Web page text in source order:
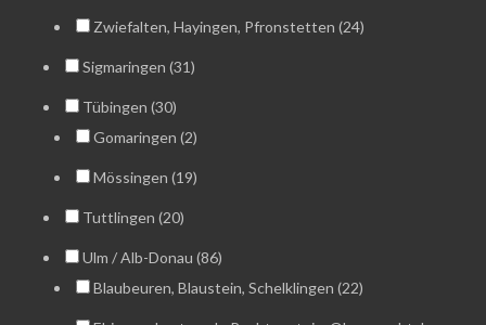
Zwiefalten, Hayingen, Pfronstetten (24)
Sigmaringen (31)
Tübingen (30)
Gomaringen (2)
Mössingen (19)
Tuttlingen (20)
Ulm / Alb-Donau (86)
Blaubeuren, Blaustein, Schelklingen (22)